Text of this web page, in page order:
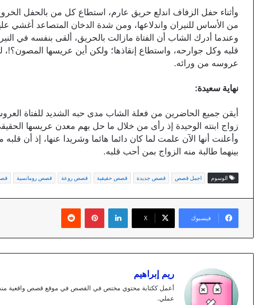
وأثناء حفل الزفاف اندلع حريق عارم، استطاع كل من بالحفل
من الأساس للنيران واندلاعها، ومن شدة الدخان المتصاعد أغشي
وعندما أدرك الشاب أن الفتاة مازالت بالحريق، ألقى بنفسه في
قلبه وكل جوارحه، واستطاع إنقاذها؛ ولكن أين عريسها المصون؟!،
عروسه من ورائه.
نهاية سعيدة:
أيقن جميع الحاضرين من فعلة الشاب مدى حبه الشديد للفتاة
زواج ابنته الوحيدة إذ رأى من خلال ما حل بهم معدن عريسها
وأعلنت أنها الآن علمت لما كان دائما هائما وشريدا عنها، إذ أن
بينهما طالبة منه الزواج بمن أحب قلبه.
الوسوم اجمل قصص قصص جديدة قصص حقيقية قصص روعة قصص رومانسية
فيسبوك X
لينكدإن بينتيريست
ريم إبراهيم
عملي.